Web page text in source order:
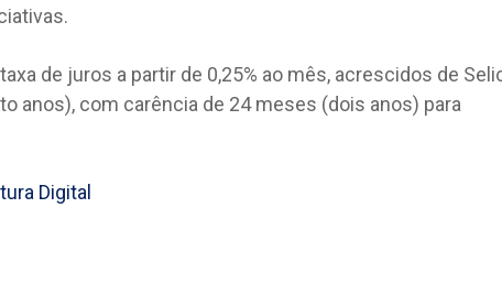
de juros a partir de 0,25% ao mês, acrescidos de
anos), com carência de 24 meses (dois anos) para